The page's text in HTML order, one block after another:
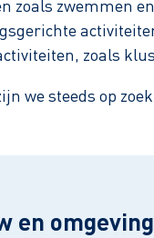
zoals zwemmen
zoals
we steeds op
en omgeving